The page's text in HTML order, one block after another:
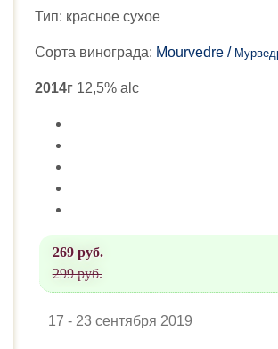
Тип: красное сухое
Сорта винограда: Mourvedre /
2014г 12,5% alc
269 руб.
299 руб.
17 - 23 сентября 2019